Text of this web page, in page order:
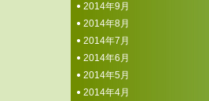
2014年9月
2014年8月
2014年7月
2014年6月
2014年5月
2014年4月